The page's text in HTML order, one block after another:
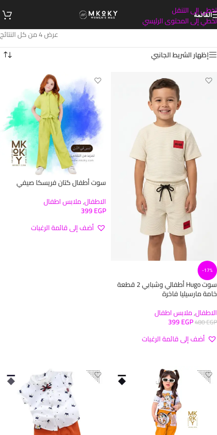
تخطي إلى التنقل
تخطي إلى المحتوى الرئيسي
القائمة
عرض ⁦4⁩ من كل النتائج
إظهار الشريط الجانبي
-17%
سوت Hugo أطفالي وشبابي 2 قطعة
خامة مارسيليا فاخرة
الاطفال,ملابس اطفال
480EGP
399EGP
أضف إلى قائمة الرغبات
سوت أطفال كتان فريسكا صيفي
الاطفال,ملابس اطفال
399EGP
أضف إلى قائمة الرغبات